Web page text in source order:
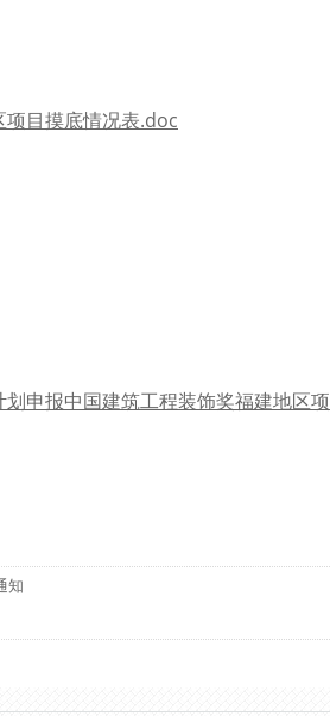
目摸底情况表.doc
申报中国建筑工程装饰奖福建地区
知